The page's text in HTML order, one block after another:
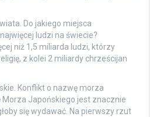
Do jakiego miejsca
ludzi na świecie?
niż 1,5 miliarda ludzi, którzy
z kolei 2 miliardy chrześcijan
Konflikt o nazwę morza
Morza Japońskiego jest znacznie
się wydawać. Na pierwszy rzut